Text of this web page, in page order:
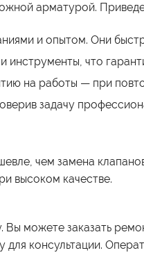
арматурой.
и опытом. Они
что
на работы — при
задачу
чем замена
высоком качестве.
Вы можете заказать
консультации.